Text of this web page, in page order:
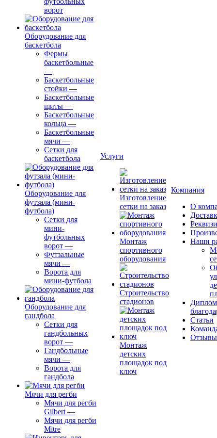
ворот
Оборудование для
баскетбола
Фермы
баскетбольные
—
Баскетбольные
стойки —
Баскетбольные
щиты —
Баскетбольные
кольца —
Баскетбольные
мячи —
Сетки для
баскетбола
Оборудование для
футзала (мини-
футбола)
Сетки для
мини-
футбольных
ворот —
Футзальные
мячи —
Ворота для
мини-футбола
Оборудование для
гандбола
Сетки для
гандбольных
ворот —
Гандбольные
мячи —
Ворота для
гандбола
Мячи для регби
Мячи для регби
Gilbert —
Мячи для регби
Mitre
Услуги
Изготовление
сетки на заказ
Монтаж
спортивного
оборудования
Строительство
стадионов
Монтаж
детских
площадок под
ключ
Компания
О
Наши
Статьи
Отзывы